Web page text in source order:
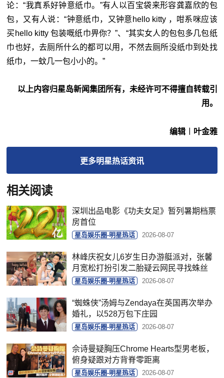
论：“我真系好钟意纸巾。”有人以百宝袋来形容龚嘉欣的包
包，又有人说：“钟意纸巾，又钟意hello kitty ，咁系咪应该
买hello kitty 包装嘅纸巾畀你？”、“其实女人的包包多几包纸
巾也好，去厕所什么的都可以用，不然去厕所没纸巾到处找
纸巾，一蚊几一包小小的。”
以上内容归星岛新闻集团所有，未经许可不得擅自转载引
用。
编辑︱叶金雅
更多明星热话资讯
相关阅读
深圳出品电影《功夫女足》暂列暑期档票
房首位
星岛娱乐圈-明星热话 2026-08-07
林峰庆祝女儿6岁生日办游艇派对，张馨
月宽松打扮引发二胎疑云网民寻找蛛丝
星岛娱乐圈-明星热话 2026-08-07
“蜘蛛侠”汤姆与Zendaya在英国再次举办
婚礼，以528万包下庄园
星岛娱乐圈-明星热话 2026-08-07
佘诗曼疑胸压Chrome Hearts型男老板，
俯身疑跟对方背脊零距离
星岛娱乐圈-明星热话 2026-08-07